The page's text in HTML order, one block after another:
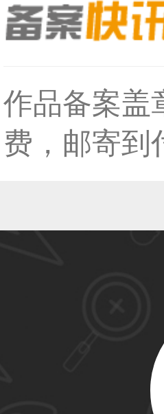
喜
喜
喜
作品备案盖
费，邮寄到